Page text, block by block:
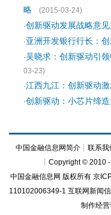
略
(2015-03-24)
·创新驱动发展战略意
·亚洲开发银行行长：
·吴晓求：创新驱动引
03-23)
·江西九江：创新驱动
·创新驱动：小芯片缔
中国金融信息网简介 ┊ 联系我
┊Copyright © 2010
中国金融信息网 版权所有 京
110102006349-1 互联网新闻
制作经